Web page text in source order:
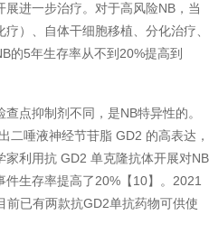
进一步治疗。对于高风险NB，当
）、自体干细胞移植、分化治疗、
的5年生存率从不到20%提高到
点抑制剂不同，是NB特异性的。
二唾液神经节苷脂 GD2 的高表达，
利用抗 GD2 单克隆抗体开展对NB
件生存率提高了20%【10】。2021
前已有两款抗GD2单抗药物可供使